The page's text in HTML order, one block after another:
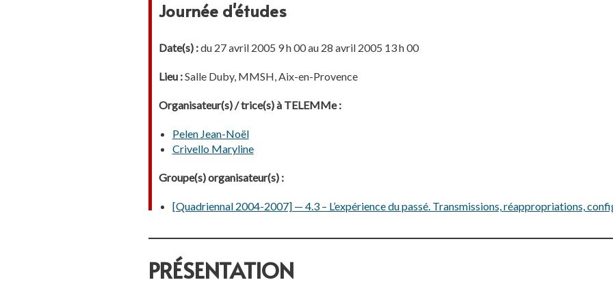
Journée d'études
Date(s) :du 27 avril 2005 9 h 00 au 28 avril 2005 13 h 00
Lieu :Salle Duby, MMSH, Aix-en-Provence
Organisateur(s) / trice(s) à TELEMMe :
Pelen Jean-Noël
Crivello Maryline
Groupe(s) organisateur(s) :
[Quadriennal 2004-2007] — 4.3 – L’expérience du passé. Transmissions, réappropriations,
PRÉSENTATION